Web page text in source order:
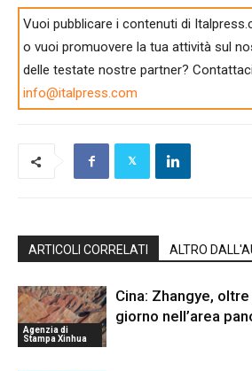
Vuoi pubblicare i contenuti di
o vuoi promuovere la tua attività sul
delle testate nostre partner?
info@italpress.com
ARTICOLI CORRELATI ALTRO
Agenzia di
Stampa Xinhua
Cina: Zhangye,
giorno nell’area